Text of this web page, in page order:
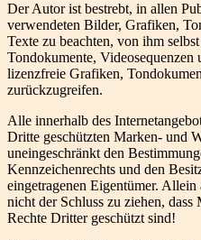
Der Autor ist bestrebt, in allen
verwendeten Bilder, Grafiken,
Texte zu beachten, von ihm
Tondokumente, Videosequenzen
lizenzfreie Grafiken,
zurückzugreifen.
Alle innerhalb des
Dritte geschützten Marken- und
uneingeschränkt den
Kennzeichenrechts und den
eingetragenen Eigentümer.
nicht der Schluss zu ziehen,
Rechte Dritter geschützt sind!